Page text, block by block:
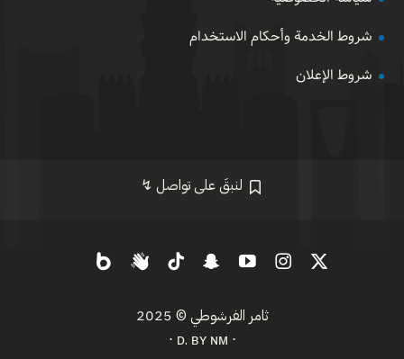
شروط الخدمة وأحكام الاستخدام
شروط الإعلان
لنبقَ على تواصل ↯
ثامر الفرشوطي © 2025
⋅ ᴅ. ʙʏ ɴᴍ ⋅